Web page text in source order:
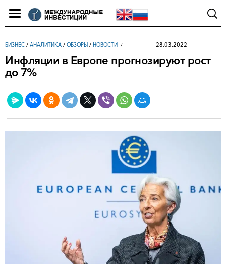
БИЗНЕС / АНАЛИТИКА / ОБЗОРЫ / НОВОСТИ 28.03.2022
Инфляции в Европе прогнозируют рост
до 7%